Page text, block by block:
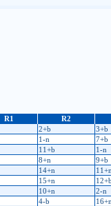
R1 R2
2+b 3+b
1-n 7+b
11+b 1-n
8+n 9+b
14+n 11+n
15+n 12+b
10+n 2-n
4-b 16+n